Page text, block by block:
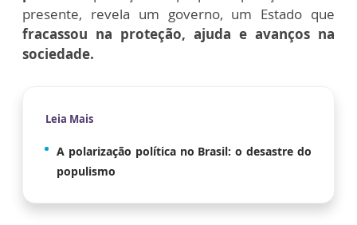
presente, revela um governo, um Estado que
fracassou na proteção, ajuda e avanços na
sociedade.
Leia Mais
A polarização política no Brasil: o desastre do
populismo